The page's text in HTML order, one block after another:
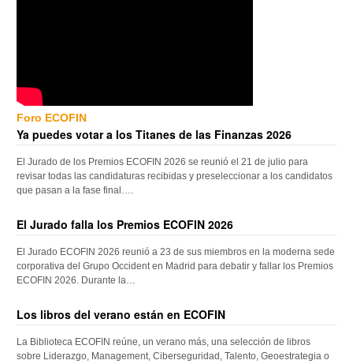
Foro ECOFIN
Ya puedes votar a los Titanes de las Finanzas 2026
El Jurado de los Premios ECOFIN 2026 se reunió el 21 de julio para
revisar todas las candidaturas recibidas y preseleccionar a los candidatos
que pasan a la fase final….
El Jurado falla los Premios ECOFIN 2026
El Jurado ECOFIN 2026 reunió a 23 de sus miembros en la moderna sede
corporativa del Grupo Occident en Madrid para debatir y fallar los Premios
ECOFIN 2026. Durante la…
Los libros del verano están en ECOFIN
La Biblioteca ECOFIN reúne, un verano más, una selección de libros
sobre Liderazgo, Management, Ciberseguridad, Talento, Geoestrategia o